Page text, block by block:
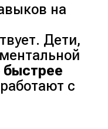
на
Дети,
быстрее
с